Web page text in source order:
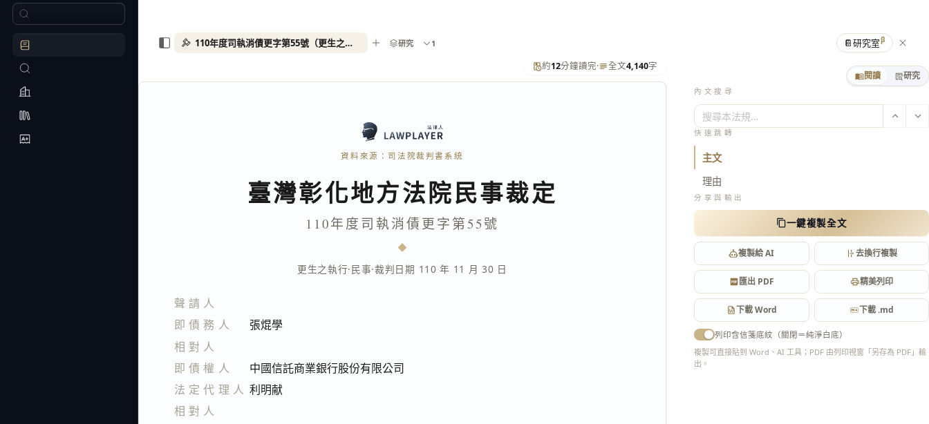
約12分鐘讀完· 全文4,140字
資料來源：司法院裁判書系統
臺灣彰化地方法院民事裁定
110年度司執消債更字第55號
更生之執行·民事·裁判日期 110 年 11 月 30 日
聲請人
即債務人
張焜學
相對人
即債權人
中國信託商業銀行股份有限公司
法定代理人 利明献
相對人
閱讀 研究
內文搜尋
搜尋本法規…
快速跳轉
主文
理由
分享與輸出
一鍵複製全文
複製給 AI 去換行複製
匯出 PDF 精美列印
下載 Word 下載 .md
列印含信箋底紋（關閉＝純淨白底）
複製可直接貼到 Word、AI 工具；PDF 由列印視窗「另存為 PDF」輸
出。
110年度司執消債更字第55號（更生之執行） 研究 1 📔研究室β